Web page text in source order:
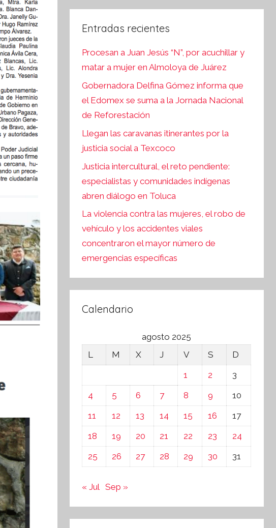
Entradas recientes
Procesan a Juan Jesús “N”, por acuchillar y
matar a mujer en Almoloya de Juárez
Gobernadora Delfina Gómez informa que
el Edomex se suma a la Jornada Nacional
de Reforestación
Llegan las caravanas itinerantes por la
justicia social a Texcoco
Justicia intercultural, el reto pendiente:
especialistas y comunidades indígenas
abren diálogo en Toluca
La violencia contra las mujeres, el robo de
vehículo y los accidentes viales
concentraron el mayor número de
emergencias específicas
Calendario
agosto 2025
L
M X J V S
D
1
2
3
4
5 6 7 8 9
10
11
12 13 14 15 16
17
18
19 20 21 22 23
24
25
26 27 28 29 30 31
« Jul Sep »